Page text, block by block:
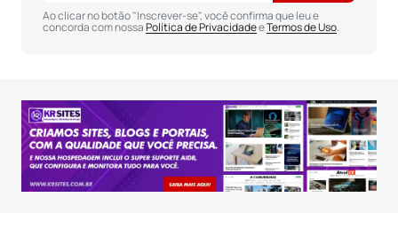
Seu nome
Seu e-mail*
Ao clicar no botão "Inscrever-se", você confirma que leu e
concorda com nossaPolítica de PrivacidadeeTermos de Uso.